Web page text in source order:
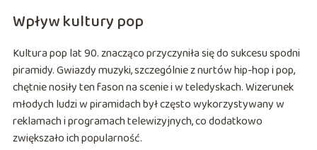
Wpływ kultury pop
Kultura pop lat 90. znacząco przyczyniła się do sukcesu spodni
piramidy. Gwiazdy muzyki, szczególnie z nurtów hip-hop i pop,
chętnie nosiły ten fason na scenie i w teledyskach. Wizerunek
młodych ludzi w piramidach był często wykorzystywany w
reklamach i programach telewizyjnych, co dodatkowo
zwiększało ich popularność.